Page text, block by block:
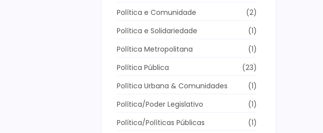
Política e Comunidade
(2)
Política e Solidariedade
(1)
Política Metropolitana
(1)
Política Pública
(23)
Política Urbana & Comunidades
(1)
Política/Poder Legislativo
(1)
Política/Políticas Públicas
(1)